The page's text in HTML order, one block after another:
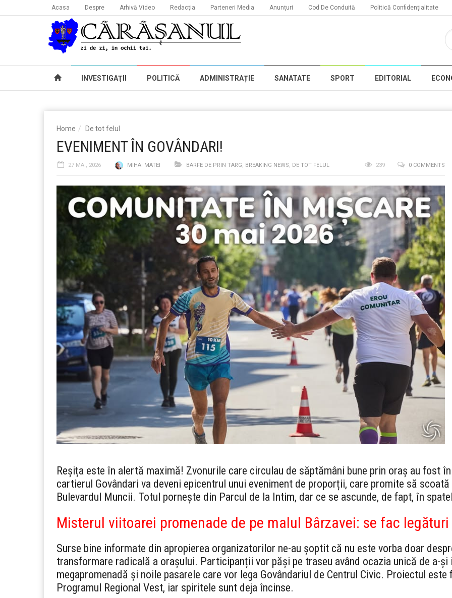
Acasa Despre Arhivă Video Redacţia Parteneri Media Anunțuri Cod De Conduită Politică Confidențialitate
INVESTIGAŢII POLITICĂ ADMINISTRAȚIE SANATATE SPORT EDITORIAL
Home De tot felul
EVENIMENT ÎN GOVÂNDARI!
27 MAI, 2026 MIHAI MATEI BARFE DE PRIN TARG, BREAKING NEWS, DE TOT FELUL 0 COMMENTS
239
Reșița este în alertă maximă! Zvonurile care circulau de săptămâni bune prin oraș au fost
cartierul Govândari va deveni epicentrul unui eveniment de proporții, care promite să
Bulevardul Muncii. Totul pornește din Parcul de la Intim, dar ce se ascunde, de fapt, în
Misterul viitoarei promenade de pe malul Bârzavei: se fac legături
Surse bine informate din apropierea organizatorilor ne-au șoptit că nu este vorba doar
transformare radicală a orașului. Participanții vor păși pe traseu având ocazia unică de a-și
megapromenadă și noile pasarele care vor lega Govândariul de Centrul Civic. Proiectul
Programul Regional Vest, iar spiritele sunt deja încinse.